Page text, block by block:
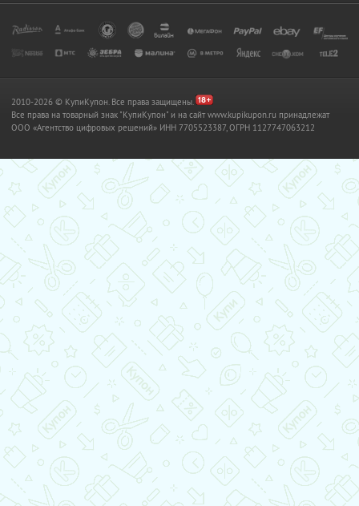
2010-2026 © КупиКупон. Все права защищены.
Все права на товарный знак "КупиКупон" и на сайт www.kupikupon.ru принадлежат
OOO «Агентство цифровых решений» ИНН 7705523387, ОГРН 1127747063212